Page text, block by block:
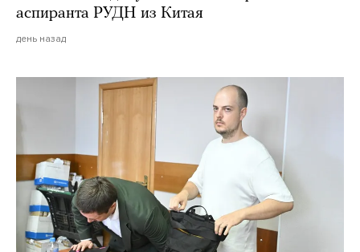
аспиранта РУДН из Китая
день назад